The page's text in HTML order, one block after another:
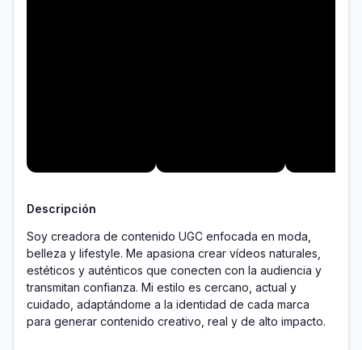
Descripción
Soy creadora de contenido UGC enfocada en moda,
belleza y lifestyle. Me apasiona crear vídeos naturales,
estéticos y auténticos que conecten con la audiencia y
transmitan confianza. Mi estilo es cercano, actual y
cuidado, adaptándome a la identidad de cada marca
para generar contenido creativo, real y de alto impacto.